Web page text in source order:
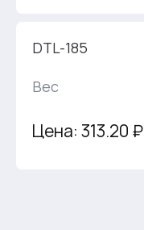
DTL-185
Вес
Цена: 313.20 ₽